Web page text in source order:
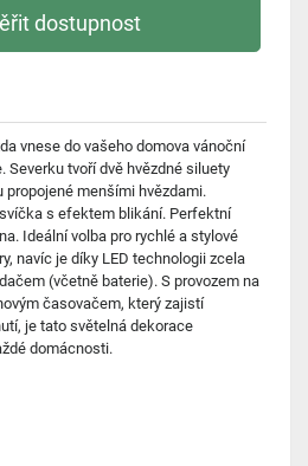
dostupnost
vnese do vašeho domova vánoční
Severku tvoří dvě hvězdné siluety
menšími hvězdami.
s efektem blikání. Perfektní
Ideální volba pro rychlé a stylové
navíc je díky LED technologii zcela
(včetně baterie). S provozem na
časovačem, který zajistí
je tato světelná dekorace
domácnosti.